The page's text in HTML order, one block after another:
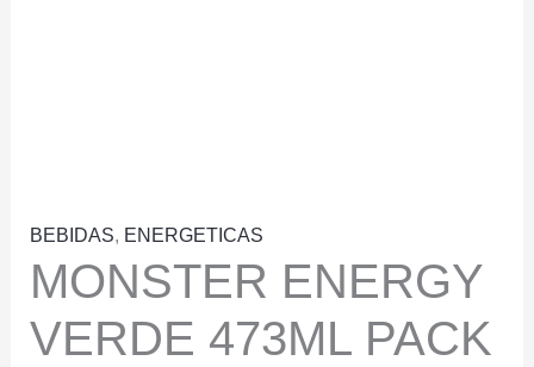
BEBIDAS, ENERGETICAS
MONSTER ENERGY
VERDE 473ML PACK